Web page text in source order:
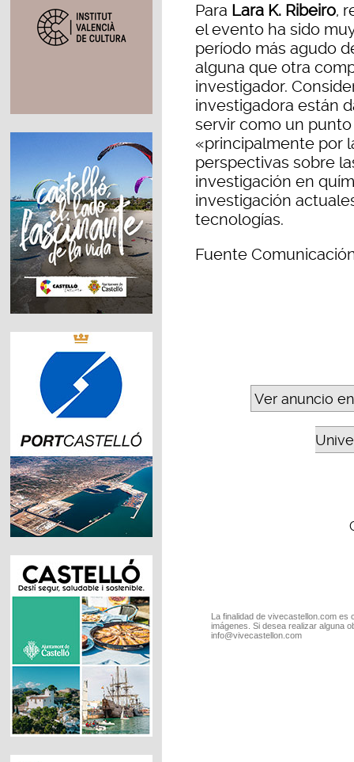
Para Lara K. Ribeiro,
el evento ha sido
período más agudo
alguna que otra
investigador.
investigadora están
servir como un
«principalmente por
perspectivas sobre
investigación en
investigación
tecnologías.
Fuente
Ver anuncio
La finalidad de vivecastellon.com
imágenes. Si desea realizar alguna
info@vivecastellon.com